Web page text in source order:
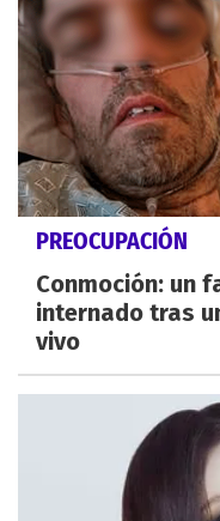
PREOCUPACIÓN
Conmoción: un
internado tras
vivo